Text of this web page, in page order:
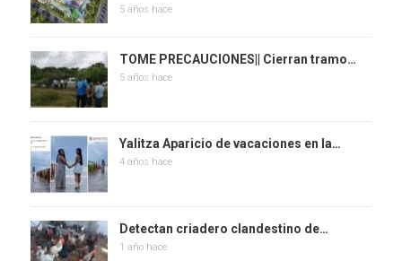
5 años hace
TOME PRECAUCIONES|| Cierran tramo…
5 años hace
Yalitza Aparicio de vacaciones en la…
4 años hace
Detectan criadero clandestino de…
1 año hace